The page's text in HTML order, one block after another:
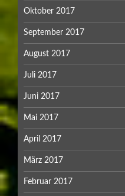
Oktober 2017
September 2017
August 2017
Juli 2017
Juni 2017
Mai 2017
April 2017
März 2017
Februar 2017